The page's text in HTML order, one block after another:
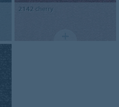
2142 cherry